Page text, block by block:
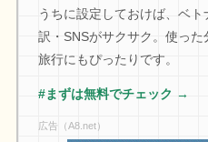
うちに設定しておけば、ベ
訳・SNSがサクサク。使っ
旅行にもぴったりです。
#まずは無料でチェック →
広告（A8.net）